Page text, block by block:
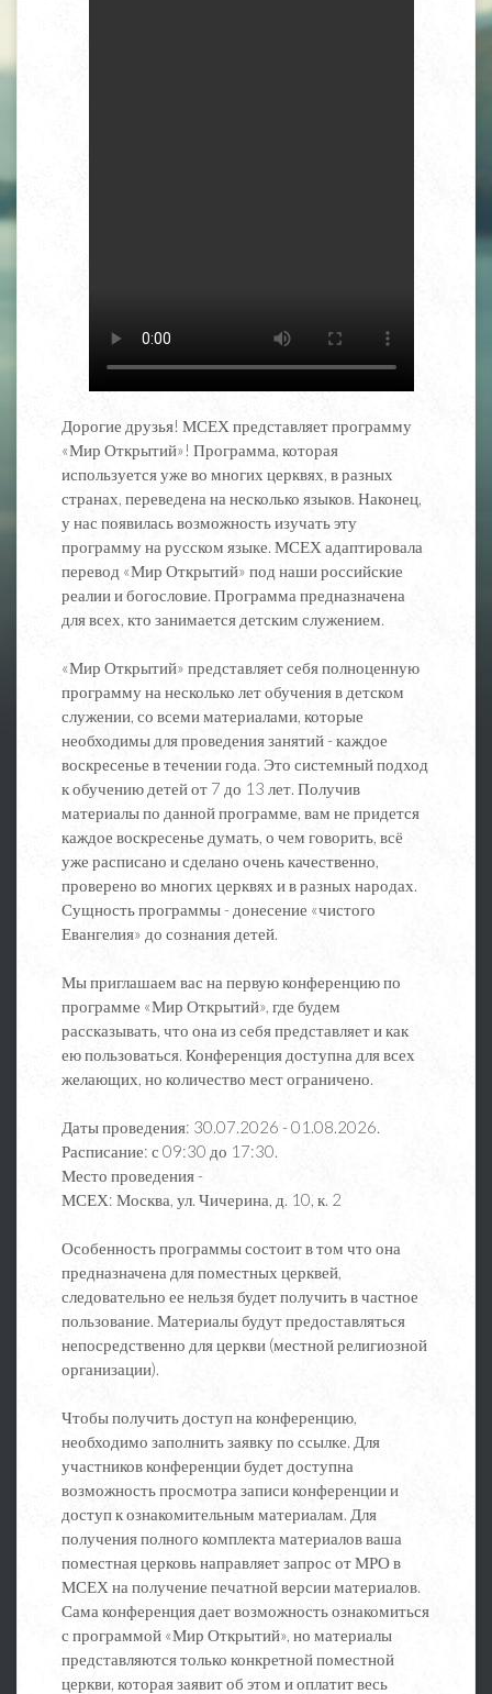
Дорогие друзья! МСЕХ представляет программу
«Мир Открытий»! Программа, которая
используется уже во многих церквях, в разных
странах, переведена на несколько языков. Наконец,
у нас появилась возможность изучать эту
программу на русском языке. МСЕХ адаптировала
перевод «Мир Открытий» под наши российские
реалии и богословие. Программа предназначена
для всех, кто занимается детским служением.
«Мир Открытий» представляет себя полноценную
программу на несколько лет обучения в детском
служении, со всеми материалами, которые
необходимы для проведения занятий - каждое
воскресенье в течении года. Это системный подход
к обучению детей от 7 до 13 лет. Получив
материалы по данной программе, вам не придется
каждое воскресенье думать, о чем говорить, всё
уже расписано и сделано очень качественно,
проверено во многих церквях и в разных народах.
Сущность программы - донесение «чистого
Евангелия» до сознания детей.
Мы приглашаем вас на первую конференцию по
программе «Мир Открытий», где будем
рассказывать, что она из себя представляет и как
ею пользоваться. Конференция доступна для всех
желающих, но количество мест ограничено.
Даты проведения: 30.07.2026 - 01.08.2026.
Расписание: с 09:30 до 17:30.
Место проведения -
МСЕХ: Москва, ул. Чичерина, д. 10, к. 2
Особенность программы состоит в том что она
предназначена для поместных церквей,
следовательно ее нельзя будет получить в частное
пользование. Материалы будут предоставляться
непосредственно для церкви (местной религиозной
организации).
Чтобы получить доступ на конференцию,
необходимо заполнить заявку по ссылке. Для
участников конференции будет доступна
возможность просмотра записи конференции и
доступ к ознакомительным материалам. Для
получения полного комплекта материалов ваша
поместная церковь направляет запрос от МРО в
МСЕХ на получение печатной версии материалов.
Сама конференция дает возможность ознакомиться
с программой «Мир Открытий», но материалы
представляются только конкретной поместной
церкви, которая заявит об этом и оплатит весь